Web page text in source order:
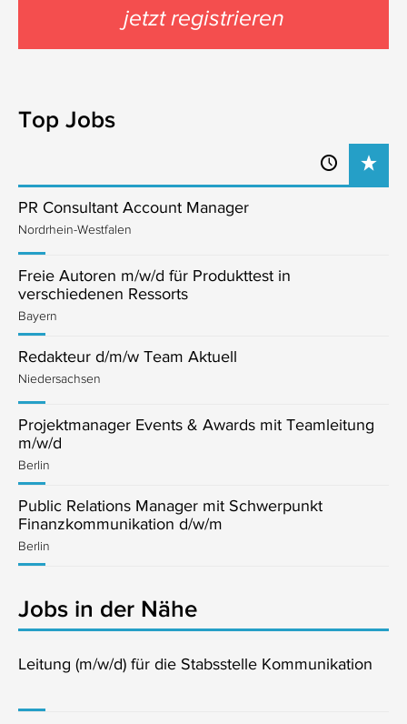
jetzt registrieren
Top Jobs
PR Consultant Account Manager
Nordrhein-Westfalen
Freie Autoren m/w/d für Produkttest in
verschiedenen Ressorts
Bayern
Redakteur d/m/w Team Aktuell
Niedersachsen
Projektmanager Events & Awards mit Teamleitung
m/w/d
Berlin
Public Relations Manager mit Schwerpunkt
Finanzkommunikation d/w/m
Berlin
Jobs in der Nähe
Leitung (m/w/d) für die Stabsstelle Kommunikation